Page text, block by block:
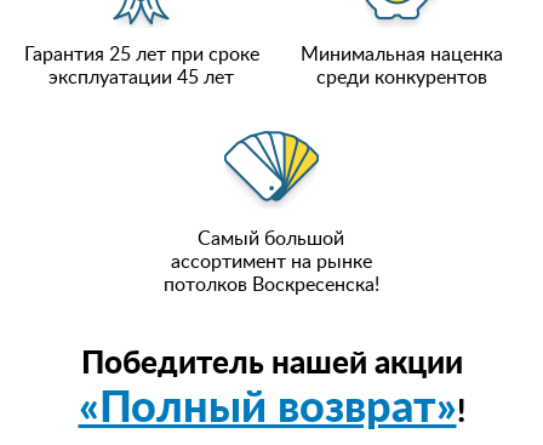
Гарантия 25 лет при сроке
эксплуатации 45 лет
Минимальная наценка
среди конкурентов
Самый большой
ассортимент на рынке
потолков Воскресенска!
Победитель нашей акции
«Полный возврат»!